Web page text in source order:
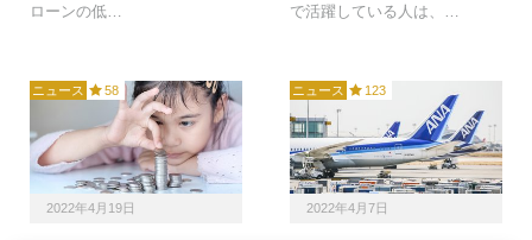
ローンの低…
で活躍している人は、…
ニュース 58
2022年4月19日
ニュース 123
2022年4月7日